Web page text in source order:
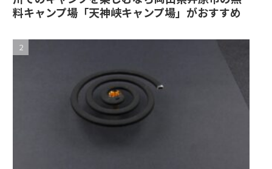
料キャンプ場「天神峡キャンプ場」がおすすめ